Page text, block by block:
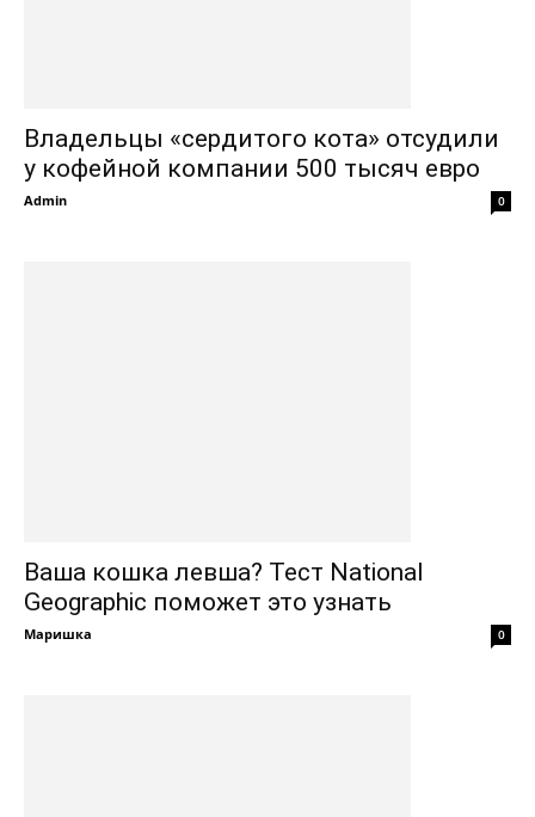
Владельцы «сердитого кота» отсудили
у кофейной компании 500 тысяч евро
Admin 0
Ваша кошка левша? Тест National
Geographic поможет это узнать
Маришка 0